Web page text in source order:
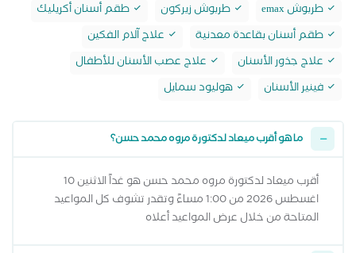
طربوش emax
طربوش زيركون
طقم أسنان أكريليك
طقم أسنان بقاعدة معدنية
علاج آلام الفكين
علاج جذور الأسنان
علاج عصب الأسنان للأطفال
فينير الأسنان
هوليود سمايل
ما هو أقرب ميعاد لدكتورة مروه محمد حسن؟
أقرب ميعاد لدكتورة مروه محمد حسن هو غداً الاثنين 10
اغسطس 2026 من 1:00 مساءً وتقدر تشوف كل المواعيد
المتاحة من خلال عرض المواعيد أعلاه